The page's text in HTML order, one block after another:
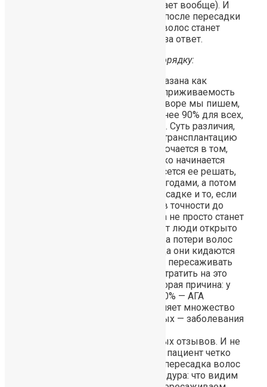
пересадкой у мужчин (или не дает вообще). И
что делать если в моем случае после пересадки
например через год состояние волос станет
хуже , чем до. Заранее спасибо за ответ.
Отвечаю на Ваши вопросы по порядку:
Пересадка одинаково показана как
мужчинам и женщинам и приживаемость
для все одинакова. В договоре мы пишем,
что приживаемость не менее 90% для всех,
не делая различий по полу. Суть различия,
почему мужчины делают трансплантацию
чаще, чем женщины, заключается в том,
что, если у женщины только начинается
проблема, то она сразу несется ее решать,
т.е. лечить. При чем, ходят годами, а потом
уже задумываются о пересадке и то, если
нет результата. У мужчин в точности до
наоборот — пока проблема не просто станет
очевидной, а уже начинают люди открыто
говорить, что в 40 лет из-за потери волос
выглядишь на 60ть — тогда они кидаются
разруливать ситуацию, т.е. пересаживать
волосы. Лечить волосы и тратить на это
время — не их вариант. Вторая причина: у
мужчин потеря волос на 90% — АГА
(генетика), а у женщин влияет множество
факторов и один из главных — заболевания
Что касается отрицательных отзывов. И не
только от женщин. Любой пациент четко
для себя должен уяснить: пересадка волос
— это фиксирующая процедура: что видим